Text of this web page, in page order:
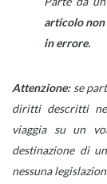
articolo non
in errore.
Attenzione:se
diritti descritti
viaggia su un
destinazione di
nessuna